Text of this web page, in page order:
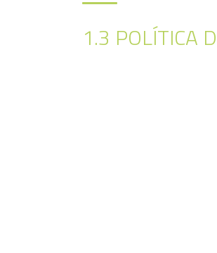
1.3 POLÍTICA